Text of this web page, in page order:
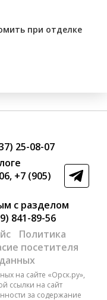
при отделке
25-08-07
, +7 (905)
с разделом
841-89-56
Политика
посетителя
на сайте «Орск.ру»,
ссылки на сайт
за содержание